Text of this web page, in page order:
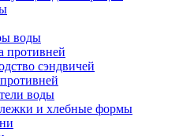
воды
противней
сэндвичей
воды
и хлебные формы